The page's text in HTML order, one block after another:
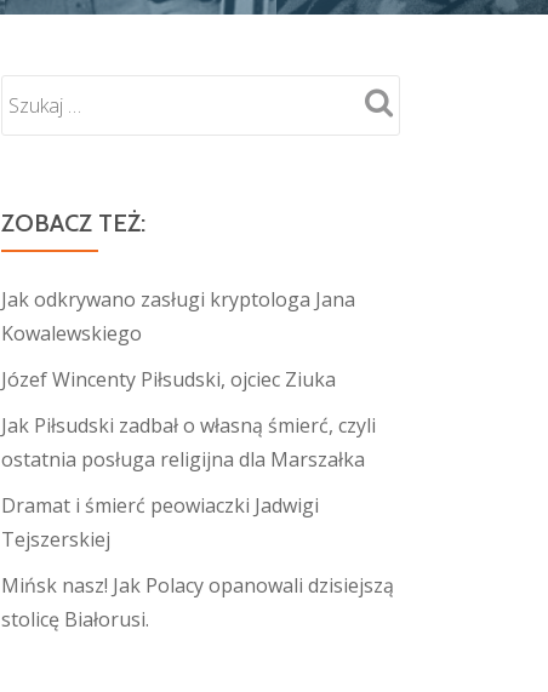
ZOBACZ TEŻ:
Jak odkrywano zasługi kryptologa Jana
Kowalewskiego
Józef Wincenty Piłsudski, ojciec Ziuka
Jak Piłsudski zadbał o własną śmierć, czyli
ostatnia posługa religijna dla Marszałka
Dramat i śmierć peowiaczki Jadwigi
Tejszerskiej
Mińsk nasz! Jak Polacy opanowali dzisiejszą
stolicę Białorusi.